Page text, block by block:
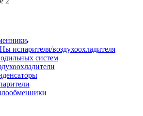
испарителя/воздухоохладителя
систем